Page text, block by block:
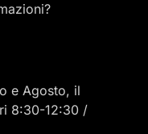
e Agosto, il
8:30-12:30 /